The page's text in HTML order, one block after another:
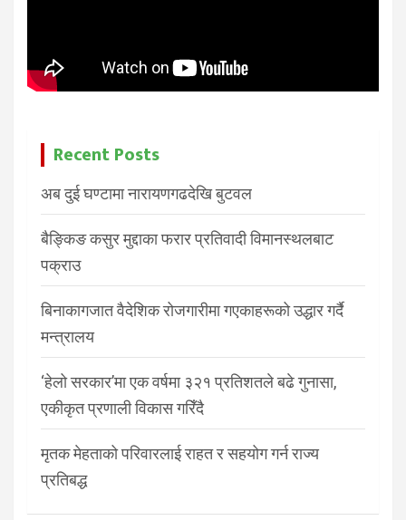
Recent Posts
अब दुई घण्टामा नारायणगढदेखि बुटवल
बैङ्किङ कसुर मुद्दाका फरार प्रतिवादी विमानस्थलबाट
पक्राउ
बिनाकागजात वैदेशिक रोजगारीमा गएकाहरूको उद्धार गर्दै
मन्त्रालय
‘हेलो सरकार’मा एक वर्षमा ३२१ प्रतिशतले बढे गुनासा,
एकीकृत प्रणाली विकास गरिँदै
मृतक मेहताको परिवारलाई राहत र सहयोग गर्न राज्य
प्रतिबद्ध